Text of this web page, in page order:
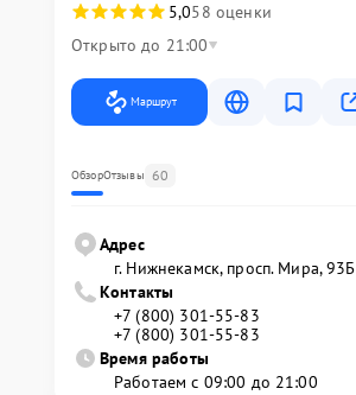
5,058 оценки
Открыто до 21:00
Маршрут
ОбзорОтзывы 60
Адрес
г. Нижнекамск, просп. Мира, 93Б
Контакты
+7 (800) 301-55-83
+7 (800) 301-55-83
Время работы
Работаем с 09:00 до 21:00